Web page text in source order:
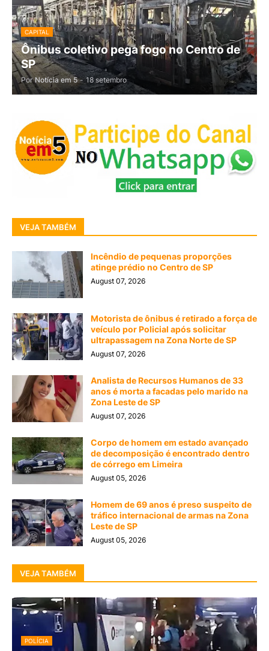
CAPITAL
Ônibus coletivo pega fogo no Centro de
SP
Por Notícia em 5 - 18 setembro
VEJA TAMBÉM
Incêndio de pequenas proporções
atinge prédio no Centro de SP
August 07, 2026
Motorista de ônibus é retirado a força de
veículo por Policial após solicitar
ultrapassagem na Zona Norte de SP
August 07, 2026
Analista de Recursos Humanos de 33
anos é morta a facadas pelo marido na
Zona Leste de SP
August 07, 2026
Corpo de homem em estado avançado
de decomposição é encontrado dentro
de córrego em Limeira
August 05, 2026
Homem de 69 anos é preso suspeito de
tráfico internacional de armas na Zona
Leste de SP
August 05, 2026
VEJA TAMBÉM
POLÍCIA